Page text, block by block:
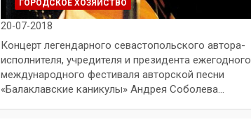
ГОРОДСКОЕ ХОЗЯЙСТВО
20-07-2018
Концерт легендарного севастопольского автора-
исполнителя, учредителя и президента ежегодного
международного фестиваля авторской песни
«Балаклавские каникулы» Андрея Соболева…